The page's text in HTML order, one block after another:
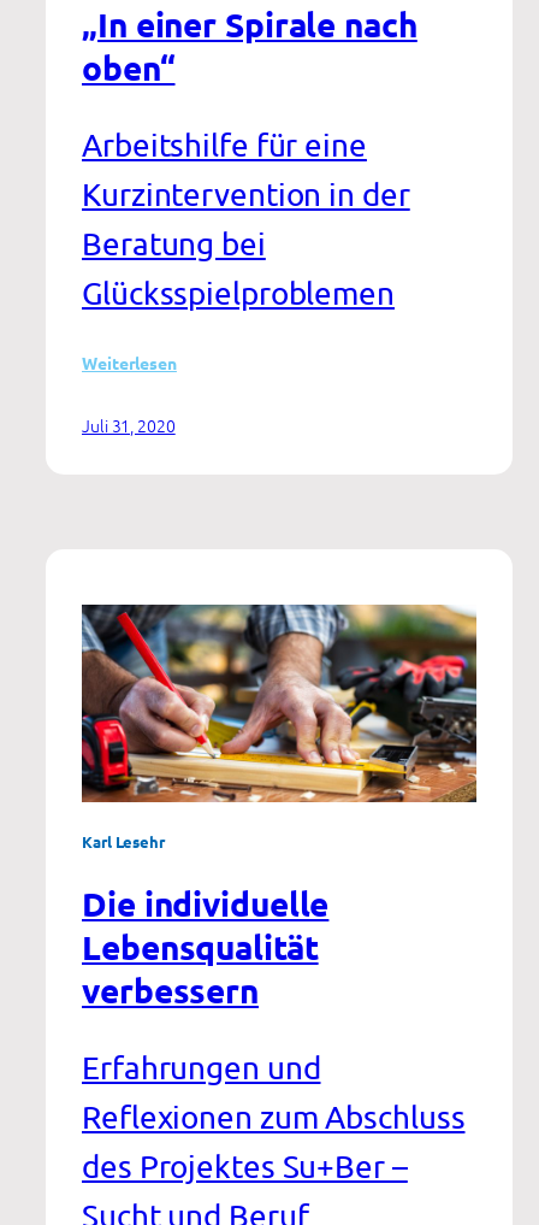
„In einer Spirale nach
oben“
Arbeitshilfe für eine
Kurzintervention in der
Beratung bei
Glücksspielproblemen
Weiterlesen:
Spirale
Juli 31, 2020
Karl Lesehr
Die individuelle
Lebensqualität
verbessern
Erfahrungen und
Reflexionen zum Abschluss
des Projektes Su+Ber –
Sucht und Beruf